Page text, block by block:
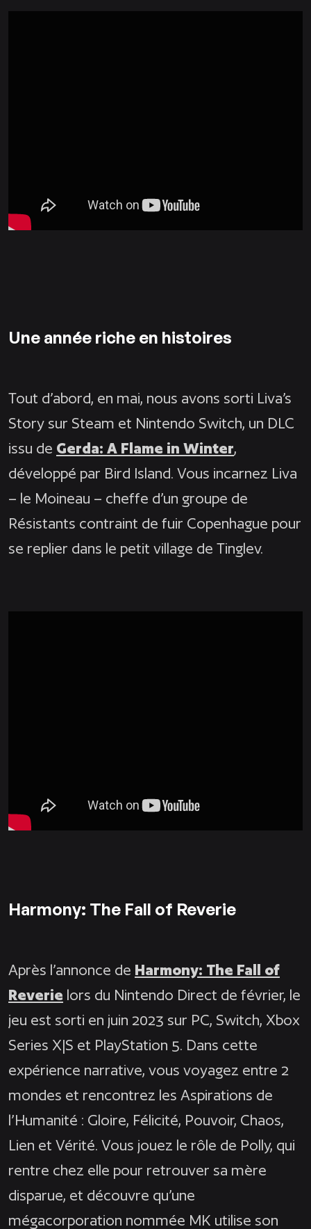
Une année riche en histoires
Tout d’abord, en mai, nous avons sorti Liva’s
Story sur Steam et Nintendo Switch, un DLC
issu de Gerda: A Flame in Winter,
développé par Bird Island. Vous incarnez Liva
– le Moineau – cheffe d’un groupe de
Résistants contraint de fuir Copenhague pour
se replier dans le petit village de Tinglev.
Harmony: The Fall of Reverie
Après l’annonce de Harmony: The Fall of
Reverie lors du Nintendo Direct de février, le
jeu est sorti en juin 2023 sur PC, Switch, Xbox
Series X|S et PlayStation 5. Dans cette
expérience narrative, vous voyagez entre 2
mondes et rencontrez les Aspirations de
l’Humanité : Gloire, Félicité, Pouvoir, Chaos,
Lien et Vérité. Vous jouez le rôle de Polly, qui
rentre chez elle pour retrouver sa mère
disparue, et découvre qu’une
mégacorporation nommée MK utilise son